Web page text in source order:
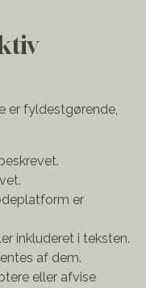
er fyldestgørende,
er
inkluderet i teksten.
af dem.
eller afvise